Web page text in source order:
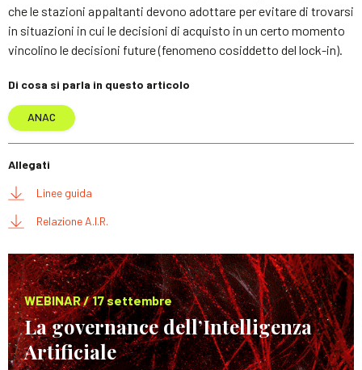
che le stazioni appaltanti devono adottare per evitare di trovarsi
in situazioni in cui le decisioni di acquisto in un certo momento
vincolino le decisioni future (fenomeno cosiddetto del lock-in).
Di cosa si parla in questo articolo
ANAC
Allegati
Linee guida
Relazione A.I.R.
WEBINAR / 17 settembre
La governance dell’Intelligenza
Artificiale